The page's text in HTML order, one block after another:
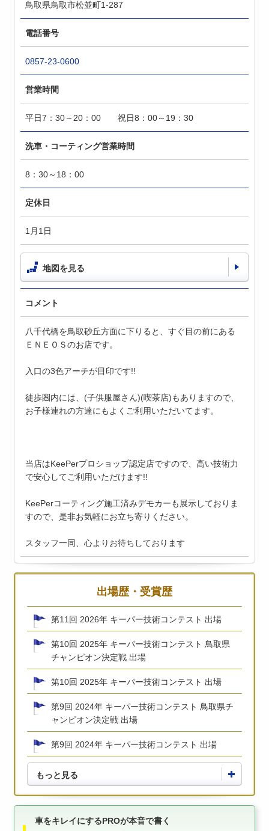
鳥取県鳥取市松並町1-287
電話番号
0857-23-0600
営業時間
平日7：30～20：00 祝日8：00～19：30
洗車・コーティング営業時間
8：30～18：00
定休日
1月1日
地図を見る
コメント
八千代橋を鳥取砂丘方面に下りると、すぐ目の前にある
ＥＮＥＯＳのお店です。
入口の3色アーチが目印です!!
徒歩圏内には、(子供服屋さん)(喫茶店)もありますので、
お子様連れの方達にもよくご利用いただいてます。
当店はKeePerプロショップ認定店ですので、高い技術力
で安心してご利用いただけます!!
KeePerコーティング施工済みデモカーも展示しておりま
すので、是非お気軽にお立ち寄りください。
スタッフ一同、心よりお待ちしております
出場歴・受賞歴
第11回 2026年 キーパー技術コンテスト 出場
第10回 2025年 キーパー技術コンテスト 鳥取県
チャンピオン決定戦 出場
第10回 2025年 キーパー技術コンテスト 出場
第9回 2024年 キーパー技術コンテスト 鳥取県チ
ャンピオン決定戦 出場
第9回 2024年 キーパー技術コンテスト 出場
もっと見る
車をキレイにするPROが本音で書く